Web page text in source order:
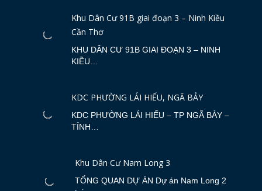
Khu Dân Cư 91B giai đoạn 3 – Ninh Kiều
Cần Thơ
KHU DÂN CƯ 91B GIAI ĐOẠN 3 – NINH
KIỀU…
KDC PHƯỜNG LÁI HIẾU, NGÃ BẢY
KDC PHƯỜNG LÁI HIẾU – TP NGÃ BẢY –
TỈNH…
Khu Dân Cư Nam Long 3
TỔNG QUAN DỰ ÁN Dự án Nam Long 2